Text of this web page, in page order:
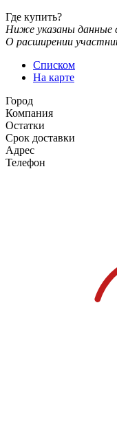
Где купить?
Ниже указаны данные
О расширении
Списком
На карте
Город
Компания
Остатки
Срок доставки
Адрес
Телефон